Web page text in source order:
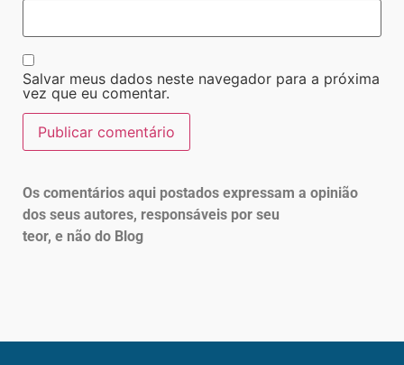
Salvar meus dados neste navegador para a próxima
vez que eu comentar.
Os comentários aqui postados expressam a opinião
dos seus autores, responsáveis por seu
teor, e não do Blog